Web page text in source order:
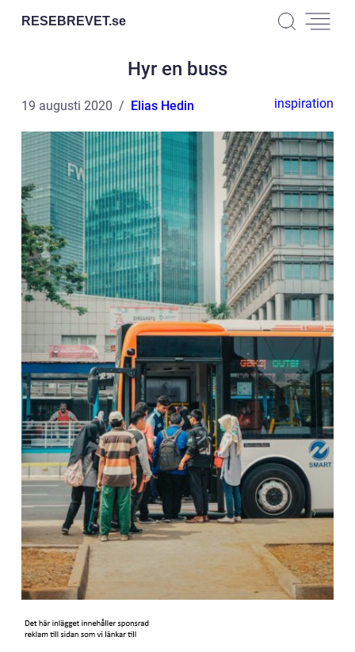
RESEBREVET.se
Hyr en buss
19 augusti 2020 Elias Hedin inspiration